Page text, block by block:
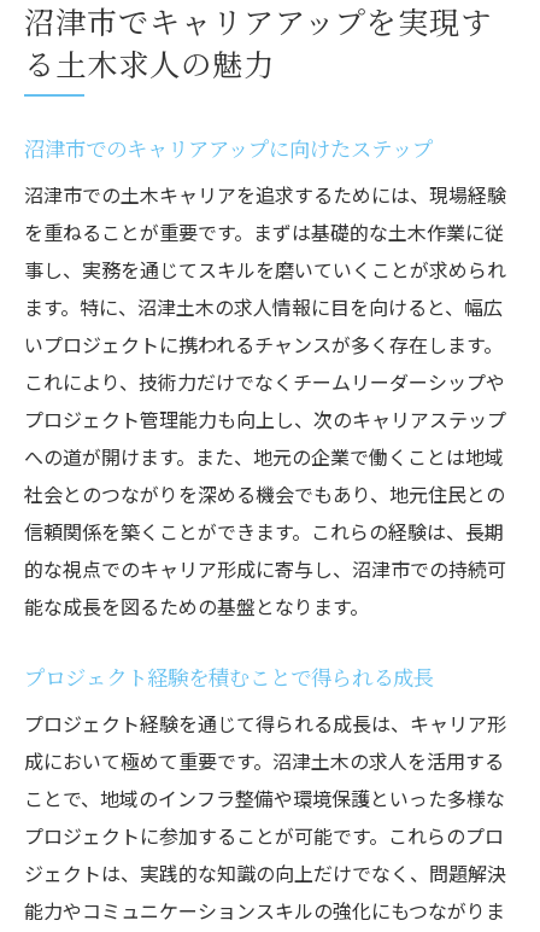
沼津市でキャリアアップを実現す
る土木求人の魅力
沼津市でのキャリアアップに向けたステップ
沼津市での土木キャリアを追求するためには、現場経験
を重ねることが重要です。まずは基礎的な土木作業に従
事し、実務を通じてスキルを磨いていくことが求められ
ます。特に、沼津土木の求人情報に目を向けると、幅広
いプロジェクトに携われるチャンスが多く存在します。
これにより、技術力だけでなくチームリーダーシップや
プロジェクト管理能力も向上し、次のキャリアステップ
への道が開けます。また、地元の企業で働くことは地域
社会とのつながりを深める機会でもあり、地元住民との
信頼関係を築くことができます。これらの経験は、長期
的な視点でのキャリア形成に寄与し、沼津市での持続可
能な成長を図るための基盤となります。
プロジェクト経験を積むことで得られる成長
プロジェクト経験を通じて得られる成長は、キャリア形
成において極めて重要です。沼津土木の求人を活用する
ことで、地域のインフラ整備や環境保護といった多様な
プロジェクトに参加することが可能です。これらのプロ
ジェクトは、実践的な知識の向上だけでなく、問題解決
能力やコミュニケーションスキルの強化にもつながりま